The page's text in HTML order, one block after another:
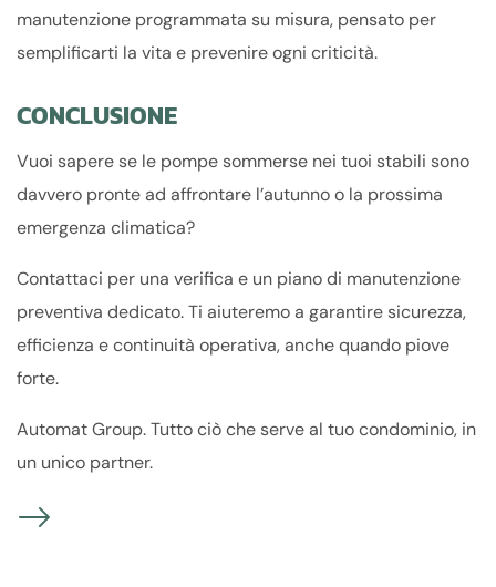
manutenzione programmata su misura, pensato per
semplificarti la vita e prevenire ogni criticità.
CONCLUSIONE
Vuoi sapere se le pompe sommerse nei tuoi stabili sono
davvero pronte ad affrontare l’autunno o la prossima
emergenza climatica?
Contattaci per una verifica e un piano di manutenzione
preventiva dedicato. Ti aiuteremo a garantire sicurezza,
efficienza e continuità operativa, anche quando piove
forte.
Automat Group. Tutto ciò che serve al tuo condominio, in
un unico partner.